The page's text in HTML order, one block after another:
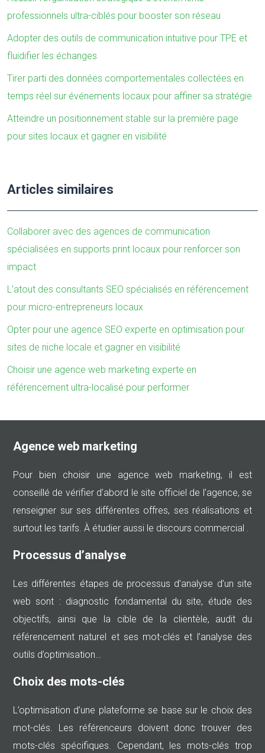
professionnels ultra-ciblés pour booster son réseau
Adopter des outils de communication intuitive pour TPE et
fluidifier les échanges
Tirer parti des données comportementales collectées en
temps réel sur événements locaux pour affiner sa stratégie
Atteindre un positionnement stable sur la première page
pour sites locaux et gagner en visibilité
Articles similaires
Collaborer avec des agences de communication
spécialisées en supports print locaux pour renforcer son
impact
L’atout des consultants SEO spécialisés en référencement
pour micro-entrepreneurs locaux
Opter pour une agence SEO experte en optimisation pour
sites de niche locale et gagner en visibilité
Choisir une agence web marketing experte en
référencement ultra-localisé pour performer
Agence web marketing
Pour bien choisir une agence web marketing, il est
conseillé de vérifier d’abord le site officiel de l’agence, se
renseigner sur ses différentes offres, ses réalisations et
surtout les tarifs. À étudier aussi le discours commercial .
Processus d’analyse
Les différentes étapes de processus d’analyse d’un site
web sont : diagnostic fondamental du site, étude des
objectifs, ainsi que la cible de la clientèle, audit du
référencement naturel et ses mot-clés et l’analyse des
outils d’optimisation…
Choix des mots-clés
L’optimisation d’une plateforme se base sur le choix des
mot-clés. Les référenceurs doivent donc trouver des
mots-clés spécifiques. Cependant, les mots-clés trop